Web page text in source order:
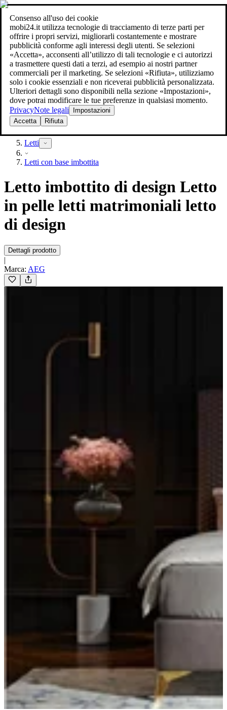
Consenso all'uso dei cookie
mobi24.it utilizza tecnologie di tracciamento di terze parti per
offrire i propri servizi, migliorarli costantemente e mostrare
pubblicità conforme agli interessi degli utenti. Se selezioni
«Accetta», acconsenti all’utilizzo di tali tecnologie e ci autorizzi
a trasmettere questi dati a terzi, ad esempio ai nostri partner
commerciali per il marketing. Se selezioni «Rifiuta», utilizziamo
solo i cookie essenziali e non riceverai pubblicità personalizzata.
Ulteriori dettagli sono disponibili nella sezione «Impostazioni»,
dove potrai modificare le tue preferenze in qualsiasi momento.
PrivacyNote legali
Impostazioni
Accetta
Rifiuta
Ricerca
arreda al miglior prezzo arreda al miglior prezzo
Mobili
Letti
Letti con base imbottita
Letto imbottito di design Letto
in pelle letti matrimoniali letto
di design
Dettagli prodotto
|
Marca: AEG